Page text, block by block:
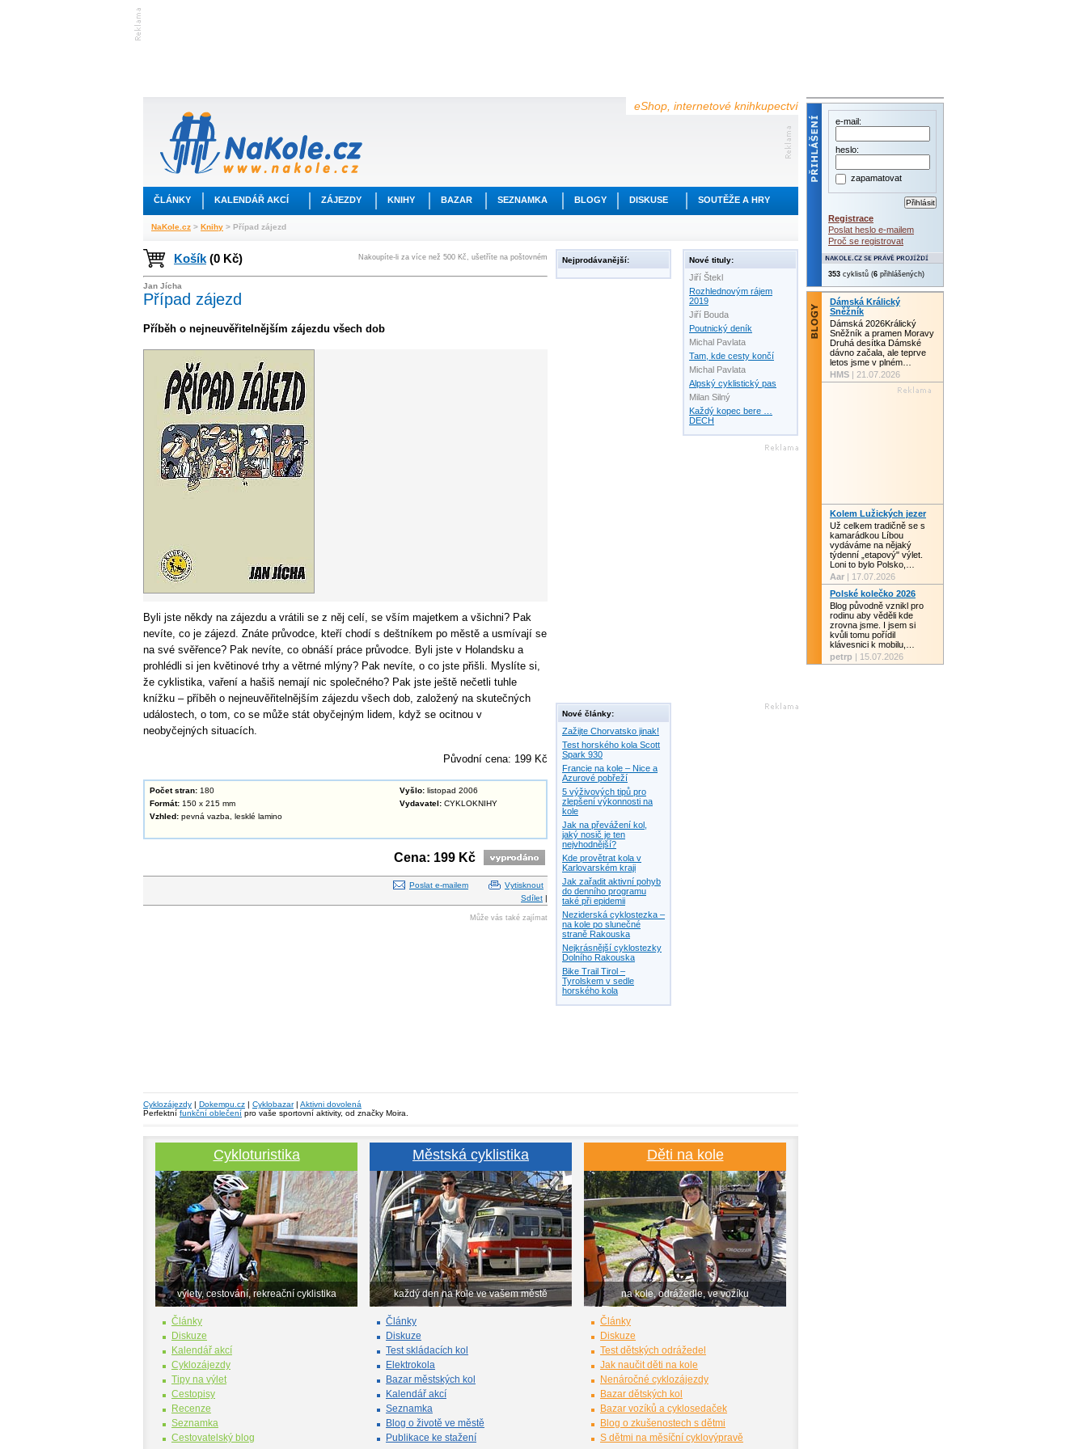
eShop, internetové knihkupectví
ČLÁNKY KALENDÁŘ AKCÍ ZÁJEZDY KNIHY BAZAR SEZNAMKA BLOGY DISKUSE SOUTĚŽE A HRY
NaKole.cz > Knihy > Případ zájezd
Košík (0 Kč) Nakoupíte-li za více než 500 Kč, ušetříte na poštovném
Jan Jícha
Případ zájezd
Příběh o nejneuvěřitelnějším zájezdu všech dob
Byli jste někdy na zájezdu a vrátili se z něj celí, se vším majetkem a všichni? Pak
nevíte, co je zájezd. Znáte průvodce, kteří chodí s deštníkem po městě a usmívají se
na své svěřence? Pak nevíte, co obnáší práce průvodce. Byli jste v Holandsku a
prohlédli si jen květinové trhy a větrné mlýny? Pak nevíte, o co jste přišli. Myslíte si,
že cyklistika, vaření a hašiš nemají nic společného? Pak jste ještě nečetli tuhle
knížku – příběh o nejneuvěřitelnějším zájezdu všech dob, založený na skutečných
událostech, o tom, co se může stát obyčejným lidem, když se ocitnou v
neobyčejných situacích.
Původní cena: 199 Kč
Počet stran: 180
Formát: 150 x 215 mm
Vzhled: pevná vazba, lesklé lamino
Vyšlo: listopad 2006
Vydavatel: CYKLOKNIHY
Cena: 199 Kč
Vytisknout
Poslat e-mailem
Sdílet |
Může vás také zajímat
Nejprodávanější: Nové tituly:
Jiří Štekl
Rozhlednovým rájem
2019
Jiří Bouda
Poutnický deník
Michal Pavlata
Tam, kde cesty končí
Michal Pavlata
Alpský cyklistický pas
Milan Silný
Každý kopec bere …
DECH
Nové články:
Zažijte Chorvatsko jinak!
Test horského kola Scott
Spark 930
Francie na kole – Nice a
Azurové pobřeží
5 výživových tipů pro
zlepšení výkonnosti na
kole
Jak na převážení kol,
jaký nosič je ten
nejvhodnější?
Kde provětrat kola v
Karlovarském kraji
Jak zařadit aktivní pohyb
do denního programu
také při epidemii
Neziderská cyklostezka –
na kole po slunečné
straně Rakouska
Nejkrásnější cyklostezky
Dolního Rakouska
Bike Trail Tirol –
Tyrolskem v sedle
horského kola
Cyklozájezdy | Dokempu.cz | Cyklobazar| Aktivni dovolená
Perfektní funkční oblečení pro vaše sportovní aktivity, od značky Moira.
Cykloturistika
výlety, cestování, rekreační cyklistika
Články
Diskuze
Kalendář akcí
Cyklozájezdy
Tipy na výlet
Cestopisy
Recenze
Seznamka
Cestovatelský blog
Městská cyklistika
každý den na kole ve vašem městě
Články
Diskuze
Test skládacích kol
Elektrokola
Bazar městských kol
Kalendář akcí
Seznamka
Blog o životě ve městě
Publikace ke stažení
Děti na kole
na kole, odrážedle, ve vozíku
Články
Diskuze
Test dětských odrážedel
Jak naučit děti na kole
Nenáročné cyklozájezdy
Bazar dětských kol
Bazar vozíků a cyklosedaček
Blog o zkušenostech s dětmi
S dětmi na měsíční cyklovýpravě
e-mail:
heslo:
zapamatovat
Registrace
Poslat heslo e-mailem
Proč se registrovat
353 cyklistů (6 přihlášených)
Dámská Králický
Sněžník
Dámská 2026Králický
Sněžník a pramen Moravy
Druhá desítka Dámské
dávno začala, ale teprve
letos jsme v plném…
HMS | 21.07.2026
Kolem Lužických jezer
Už celkem tradičně se s
kamarádkou Líbou
vydáváme na nějaký
týdenní „etapový" výlet.
Loni to bylo Polsko,…
Aar | 17.07.2026
Polské kolečko 2026
Blog původně vznikl pro
rodinu aby věděli kde
zrovna jsme. I jsem si
kvůli tomu pořídil
klávesnici k mobilu,…
petrp | 15.07.2026